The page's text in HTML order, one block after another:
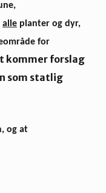
alle planter og dyr,
for
kommer forslag
som statlig
og at